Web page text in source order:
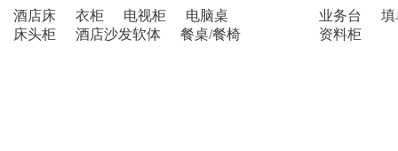
酒店床 衣柜 电视柜
电脑桌
床头柜
酒店沙发软体 餐桌/餐椅
业务台
填
资料柜